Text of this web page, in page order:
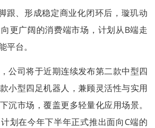
跟、形成稳定商业化闭环后，璇玑动
更广阔的消费端市场，计划从B端走
平台。
公司将于近期连续发布第二款中型四
小型四足机器人，兼顾灵活性与实用
沉市场，覆盖更多轻量化应用场景。
划在今年下半年正式推出面向C端的